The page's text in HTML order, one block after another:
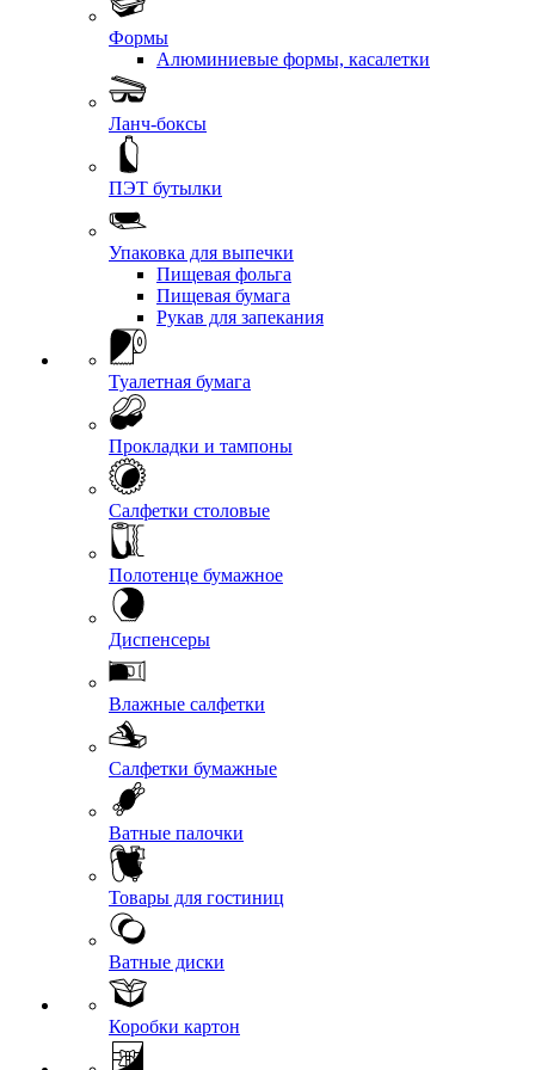
Формы
Алюминиевые формы, касалетки
Ланч-боксы
ПЭТ бутылки
Упаковка для выпечки
Пищевая фольга
Пищевая бумага
Рукав для запекания
Туалетная бумага
Прокладки и тампоны
Салфетки столовые
Полотенце бумажное
Диспенсеры
Влажные салфетки
Салфетки бумажные
Ватные палочки
Товары для гостиниц
Ватные диски
Коробки картон